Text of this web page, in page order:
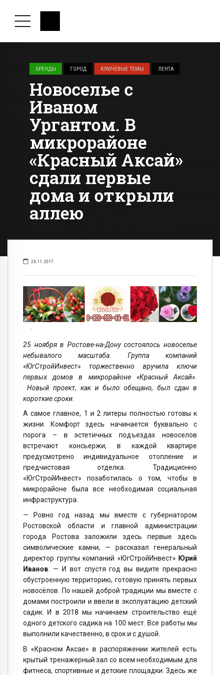
БРЕНДЫ ГОРОД КЛЮЧЕВЫЕ ТЕМЫ ЛЕНТА
Новоселье с
Иваном
Ургантом. В
микрорайоне
«Красный Аксай»
сдали первые
дома и открыли
аллею
26.11.2017
25 ноября в Ростове-на-Дону состоялось новоселье
небывалого масштаба. Группа компаний
«ЮгСтройИнвест» торжественно вручила ключи
первых домов в микрорайоне «Красный Аксай».
Новый проект, как и было обещано, был сдан в
короткие сроки.
А самое главное, 1 и 2 литеры полностью готовы к
жизни. Комфорт здесь начинается буквально с
порога – в эстетичных подъездах новоселов
встречают консьержи, в каждой квартире
предусмотрено индивидуальное отопление и
предчистовая отделка. Традиционно
«ЮгСтройИнвест» позаботилась о том, чтобы в
микрорайоне была все необходимая социальная
инфраструктура.
— Ровно год назад мы вместе с губернатором
Ростовской области и главной администрации
города Ростова заложили здесь первые здесь
символические камни, — рассказал генеральный
директор группы компаний «ЮгСтройИнвест» Юрий
Иванов . — И вот спустя год вы видите прекрасно
обустроенную территорию, готовую принять первых
новосёлов. По нашей доброй традиции мы вместе с
домами построили и ввели в эксплуатацию детский
садик. И в 2018 мы начинаем строительство ещё
одного детского садика на 100 мест. Все работы мы
выполнили качественно, в срок и с душой.
В «Красном Аксае» в распоряжении жителей есть
крытый тренажерный зал со всем необходимым для
фитнеса, спортивные и детские площадки. Здесь же